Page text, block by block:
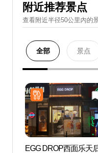
附近推荐景点
查看附近半径50公里內的
全部 景点
EGG DROP西面乐天